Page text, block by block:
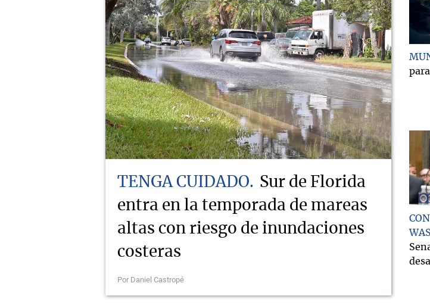
TENGA CUIDADO
Sur de Florida
entra en la temporada de mareas
altas con riesgo de inundaciones
costeras
Por Daniel Castropé